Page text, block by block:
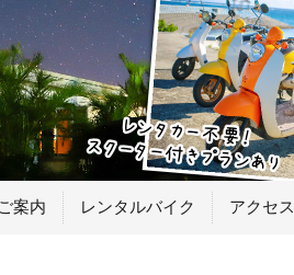
案内 レンタルバイク アクセス